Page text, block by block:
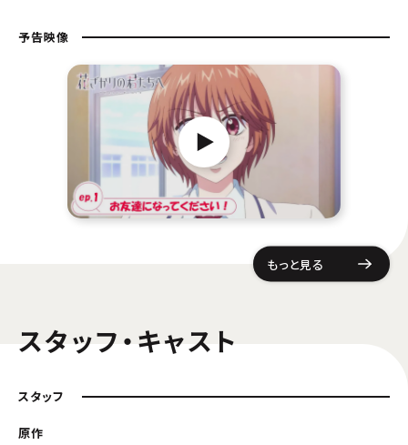
予告映像
もっと見る
スタッフ・キャスト
スタッフ
原作